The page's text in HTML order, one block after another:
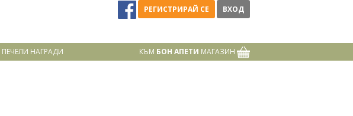
РЕГИСТРИРАЙ СЕ ВХОД
ПЕЧЕЛИ НАГРАДИ КЪМ БОН АПЕТИ МАГАЗИН